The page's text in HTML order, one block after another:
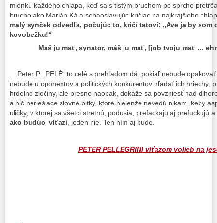
mienku každého chlapa, keď sa s tlstým bruchom po sprche
brucho ako Marián Ká a sebaoslavujúc kričiac na najkrajšieho
malý synček odvedľa, počujúc to, kričí tatovi: „Ave ja by som
kovobežku!“
Máš ju mať, synátor, máš ju mať, [job tvoju mať …
. Peter P. „PELÉ“ to celé s prehľadom dá, pokiaľ nebude
nebude u oponentov a politických konkurentov hľadať ich hriechy,
hrdelné zločiny, ale presne naopak, dokáže sa povzniesť nad
a nič neriešiace slovné bitky, ktoré nielenže nevedú nikam, keby
uličky, v ktorej sa všetci stretnú, podusia, prefackaju aj prefuckujú a
ako budúci víťazi, jeden nie. Ten ním aj bude.
PETER PELLEGRINI víťazom volieb na